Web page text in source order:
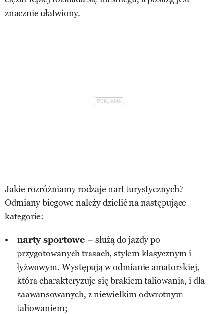
znacznie ułatwiony.
Jakie rozróżniamyrodzaje nartturystycznych?
Odmiany biegowe należy dzielić na następujące
kategorie:
narty sportowe – służą do jazdy po
przygotowanych trasach, stylem klasycznym i
łyżwowym. Występują w odmianie amatorskiej,
która charakteryzuje się brakiem taliowania, i dla
zaawansowanych, z niewielkim odwrotnym
taliowaniem;